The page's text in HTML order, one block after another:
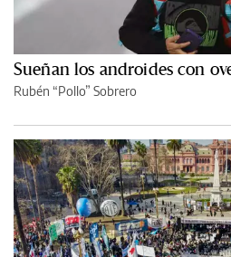
Sueñan los androides con
Rubén “Pollo” Sobrero